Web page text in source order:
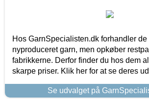
Hos GarnSpecialisten.dk forhandler de
nyproduceret garn, men opkøber
fabrikkerne. Derfor finder du hos dem
skarpe priser. Klik her for at se deres
Se udvalget på